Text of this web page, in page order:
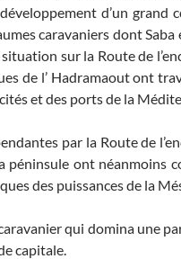
développement d’un
caravaniers dont Saba
sur la Route de
de l’ Hadramaout ont
et des ports de la
par la Route de
péninsule ont néanmoins
des puissances de la
qui domina une
capitale.